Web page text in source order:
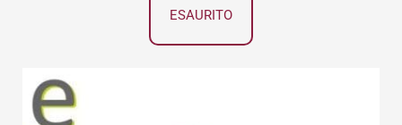
ESAURITO